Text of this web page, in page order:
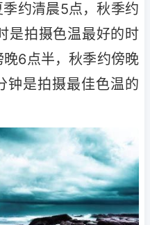
约清晨5点，秋季约
是拍摄色温最好的时
6点半，秋季约傍晚
钟是拍摄最佳色温的